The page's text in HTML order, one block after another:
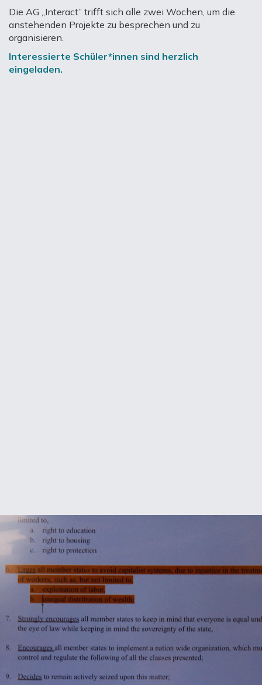
Die AG „Interact” trifft sich alle zwei Wochen, um die
anstehenden Projekte zu besprechen und zu
organisieren.
Interessierte Schüler*innen sind herzlich
eingeladen.